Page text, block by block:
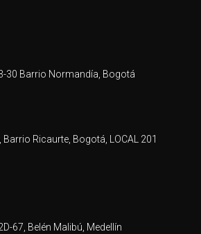
30 Barrio Normandía, Bogotá
Barrio Ricaurte, Bogotá, LOCAL 201
67, Belén Malibú, Medellín